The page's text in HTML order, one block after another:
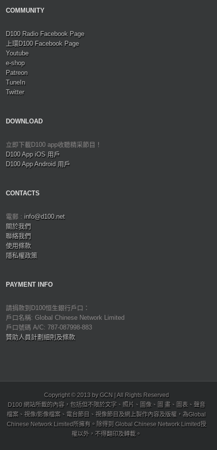
COMMUNITY
D100 Radio Facebook Page
上環D100 Facebook Page
Youtube
e-shop
Patreon
TuneIn
Twitter
DOWNLOAD
立即下載D100 app收聽精采節目！
D100 App iOS 用戶
D100 App Android 用戶
CONTACTS
電郵 : info@d100.net
關於我們
聯絡我們
使用條款
隱私權政策
PAYMENT INFO
請捐款到D100恒生銀行戶口：
戶口名稱: Global Chinese Network Limited
戶口號碼 A/C: 787-087998-883
贊助人員計劃細則及條款
Copyright © 2013 by GCN | All Rights Reserved
D100 網站所載的內容，包括但不限於文字、照片、圖像、圖 畫、圖表、聲音
檔案、視像/影像檔案、電台節目、視像節目及網上製作內容及版權，為Global
Chinese Network Limited所擁有。除得到 Global Chinese Network Limited授
權以外，不得翻印及轉載。